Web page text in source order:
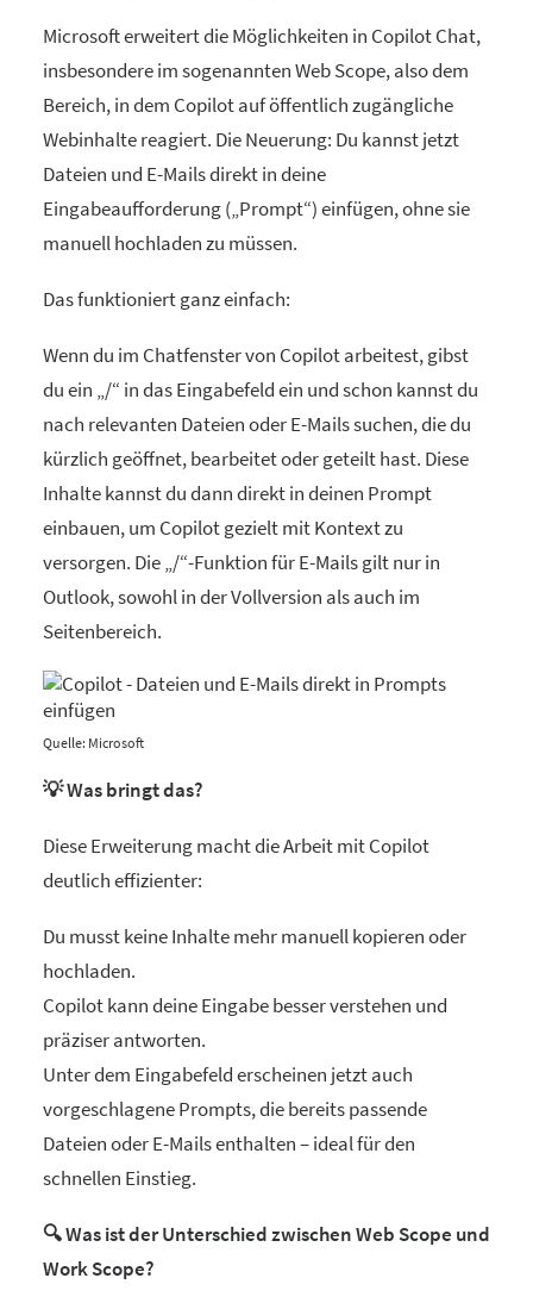
Microsoft erweitert die Möglichkeiten in Copilot Chat,
insbesondere im sogenannten Web Scope, also dem
Bereich, in dem Copilot auf öffentlich zugängliche
Webinhalte reagiert. Die Neuerung: Du kannst jetzt
Dateien und E-Mails direkt in deine
Eingabeaufforderung („Prompt“) einfügen, ohne sie
manuell hochladen zu müssen.
Das funktioniert ganz einfach:
Wenn du im Chatfenster von Copilot arbeitest, gibst
du ein „/“ in das Eingabefeld ein und schon kannst du
nach relevanten Dateien oder E-Mails suchen, die du
kürzlich geöffnet, bearbeitet oder geteilt hast. Diese
Inhalte kannst du dann direkt in deinen Prompt
einbauen, um Copilot gezielt mit Kontext zu
versorgen. Die „/“-Funktion für E-Mails gilt nur in
Outlook, sowohl in der Vollversion als auch im
Seitenbereich.
Quelle: Microsoft
💡 Was bringt das?
Diese Erweiterung macht die Arbeit mit Copilot
deutlich effizienter:
Du musst keine Inhalte mehr manuell kopieren oder
hochladen.
Copilot kann deine Eingabe besser verstehen und
präziser antworten.
Unter dem Eingabefeld erscheinen jetzt auch
vorgeschlagene Prompts, die bereits passende
Dateien oder E-Mails enthalten – ideal für den
schnellen Einstieg.
🔍 Was ist der Unterschied zwischen Web Scope und
Work Scope?